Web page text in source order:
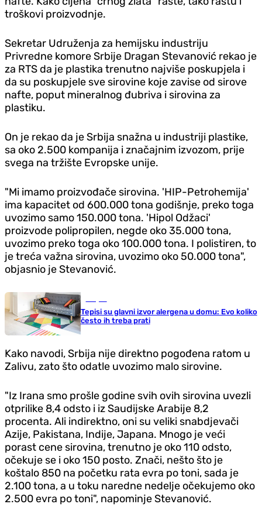
troškovi proizvodnje.
Sekretar Udruženja za hemijsku industriju
Privredne komore Srbije Dragan Stevanović rekao je
za RTS da je plastika trenutno najviše poskupjela i
da su poskupjele sve sirovine koje zavise od sirove
nafte, poput mineralnog đubriva i sirovina za
plastiku.
On je rekao da je Srbija snažna u industriji plastike,
sa oko 2.500 kompanija i značajnim izvozom, prije
svega na tržište Evropske unije.
"Mi imamo proizvođače sirovina. 'HIP-Petrohemija'
ima kapacitet od 600.000 tona godišnje, preko toga
uvozimo samo 150.000 tona. 'Hipol Odžaci'
proizvode polipropilen, negde oko 35.000 tona,
uvozimo preko toga oko 100.000 tona. I polistiren, to
je treća važna sirovina, uvozimo oko 50.000 tona",
objasnio je Stevanović.
Tepisi su glavni izvor alergena u domu: Evo koliko
često ih treba prati
Kako navodi, Srbija nije direktno pogođena ratom u
Zalivu, zato što odatle uvozimo malo sirovine.
"Iz Irana smo prošle godine svih ovih sirovina uvezli
otprilike 8,4 odsto i iz Saudijske Arabije 8,2
procenta. Ali indirektno, oni su veliki snabdjevači
Azije, Pakistana, Indije, Japana. Mnogo je veći
porast cene sirovina, trenutno je oko 110 odsto,
očekuje se i oko 150 posto. Znači, nešto što je
koštalo 850 na početku rata evra po toni, sada je
2.100 tona, a u toku naredne nedelje očekujemo oko
2.500 evra po toni", napominje Stevanović.